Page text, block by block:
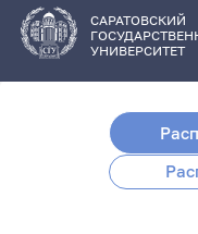
основному
содержанию
САРАТОВСКИЙ
УНИВЕРСИТЕТ